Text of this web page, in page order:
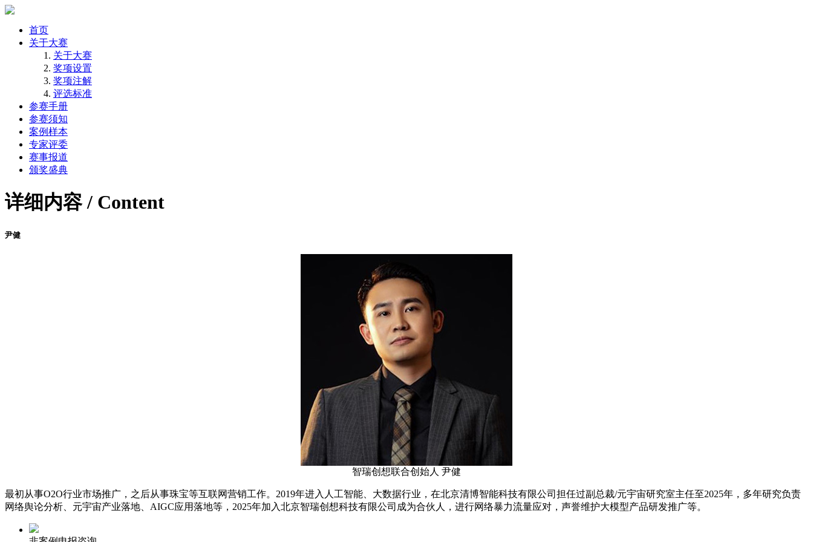
首页
关于大赛
关于大赛
奖项设置
奖项注解
评选标准
参赛手册
参赛须知
案例样本
专家评委
赛事报道
颁奖盛典
详细内容 / Content
尹健
智瑞创想联合创始人 尹健
最初从事O2O行业市场推广，之后从事珠宝等互联网营销工作。2019年进入人工智能、大数据行业，在北京清博智能科技有限公司担任过副总裁/元宇宙研究室主任至2025年，多年研究负责
网络舆论分析、元宇宙产业落地、AIGC应用落地等，2025年加入北京智瑞创想科技有限公司成为合伙人，进行网络暴力流量应对，声誉维护大模型产品研发推广等。